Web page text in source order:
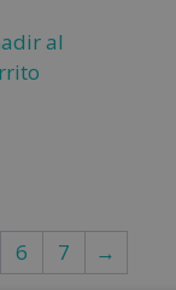
al
6 7 →